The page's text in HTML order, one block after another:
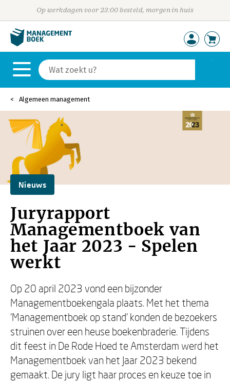
Op werkdagen voor 23:00 besteld, morgen in huis
Algemeen management
Nieuws
Juryrapport
Managementboek van
het Jaar 2023 - Spelen
werkt
Op 20 april 2023 vond een bijzonder
Managementboekengala plaats. Met het thema
'Managementboek op stand' konden de bezoekers
struinen over een heuse boekenbraderie. Tijdens
dit feest in De Rode Hoed te Amsterdam werd het
Managementboek van het Jaar 2023 bekend
gemaakt. De jury ligt haar proces en keuze toe in